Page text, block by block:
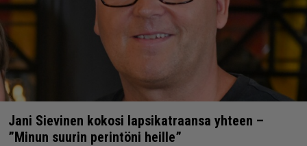
Jani Sievinen kokosi lapsikatraansa yhteen –
”Minun suurin perintöni heille”